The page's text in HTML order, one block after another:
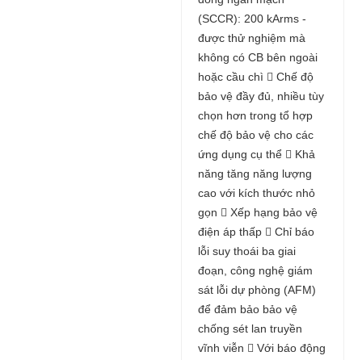
(SCCR): 200 kArms -
được thử nghiệm mà
không có CB bên ngoài
hoặc cầu chì  Chế độ
bảo vệ đầy đủ, nhiều tùy
chọn hơn trong tổ hợp
chế độ bảo vệ cho các
ứng dụng cụ thể  Khả
năng tăng năng lượng
cao với kích thước nhỏ
gọn  Xếp hạng bảo vệ
điện áp thấp  Chỉ báo
lỗi suy thoái ba giai
đoạn, công nghệ giám
sát lỗi dự phòng (AFM)
để đảm bảo bảo vệ
chống sét lan truyền
vĩnh viễn  Với báo động